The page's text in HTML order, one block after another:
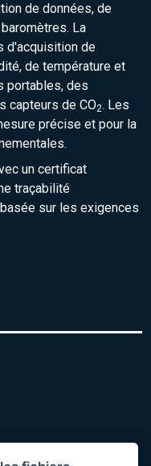
de données, de
La
d'acquisition de
de température et
portables, des
capteurs de CO2. Les
précise et pour la
un certificat
traçabilité
sur les exigences